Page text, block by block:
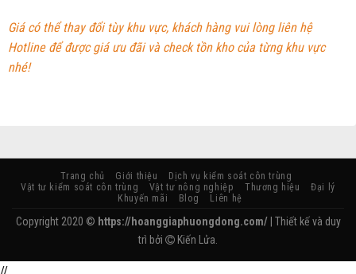
Giá có thể thay đổi tùy khu vực, khách hàng vui lòng liên hệ
Hotline để được giá ưu đãi và check tồn kho của từng khu vực
nhé!
Trang chủ Giới thiệu
Dịch vụ kiểm soát côn trùng
Vật tư kiểm soát côn trùng
Vật tư nông nghiệp Thương hiệu
Đại lý
Khuyến mãi
Blog Liên hệ
Copyright 2020 © https://hoanggiaphuongdong.com/| Thiết kế và duy
trì bởi
Kiến Lửa.